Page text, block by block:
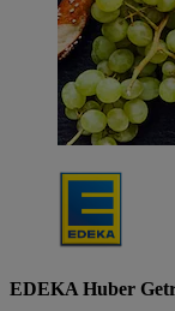
EDEKA Huber